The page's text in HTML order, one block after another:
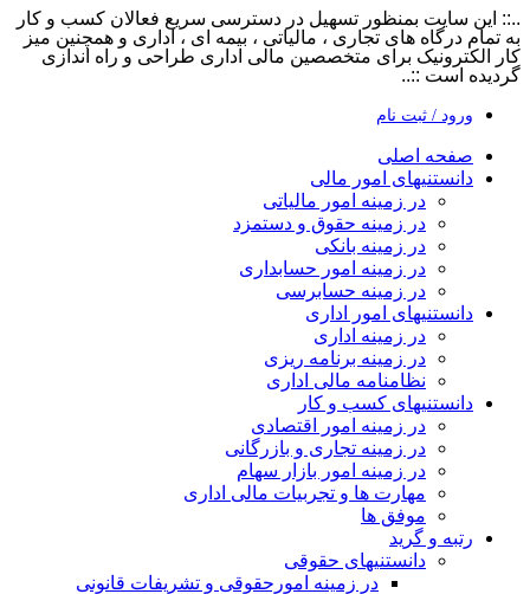
پرش
به
محتوا
..:: این سایت بمنظور تسهیل در دسترسی سریع فعالان کسب و کار
به تمام درگاه های تجاری ، مالیاتی ، بیمه ای ، اداری و همچنین میز
کار الکترونیک برای متخصصین مالی اداری طراحی و راه اندازی
گردیده است ::..
ورود / ثبت نام
صفحه اصلی
دانستنیهای امور مالی
در زمینه امور مالیاتی
در زمینه حقوق و دستمزد
در زمینه بانکی
در زمینه امور حسابداری
در زمینه حسابرسی
دانستنیهای امور اداری
در زمینه اداری
در زمینه برنامه ریزی
نظامنامه مالی اداری
دانستنیهای کسب و کار
در زمینه امور اقتصادی
در زمینه تجاری و بازرگانی
در زمینه امور بازار سهام
مهارت ها و تجربیات مالی اداری
موفق ها
رتبه و گرید
دانستنیهای حقوقی
در زمینه امورحقوقی و تشریفات قانونی